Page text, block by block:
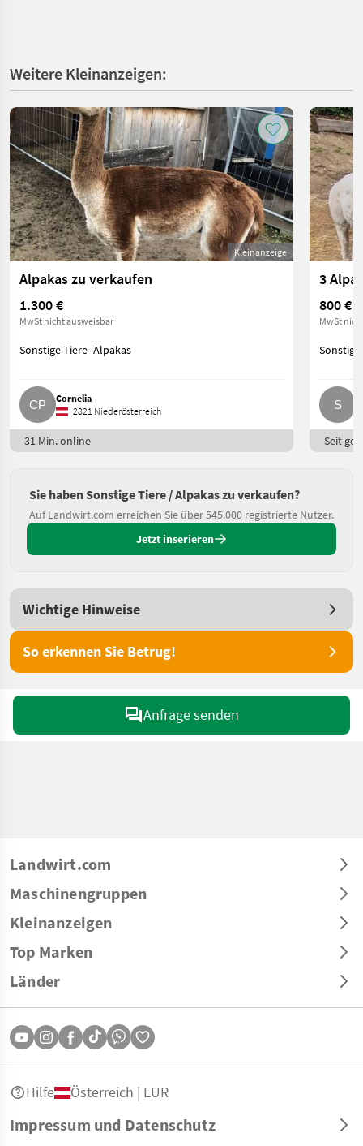
Weitere Kleinanzeigen:
Kleinanzeige
Alpakas zu verkaufen
1.300 €
MwSt nicht ausweisbar
Sonstige Tiere- Alpakas
Cornelia
2821 Niederösterreich
31 Min. online
3
800 €
MwSt
Seit
Sie haben Sonstige Tiere / Alpakas zu verkaufen?
Auf Landwirt.com erreichen Sie über 545.000 registrierte Nutzer.
Jetzt inserieren
Wichtige Hinweise
So erkennen Sie Betrug!
Anfrage senden
Landwirt.com
Maschinengruppen
Kleinanzeigen
Top Marken
Länder
Impressum und Datenschutz
Hilfe Österreich | EUR